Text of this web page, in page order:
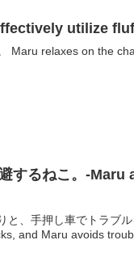
utilize
Maru relaxes on the
するねこ。-
と、手押し車でトラブル
and Maru avoids